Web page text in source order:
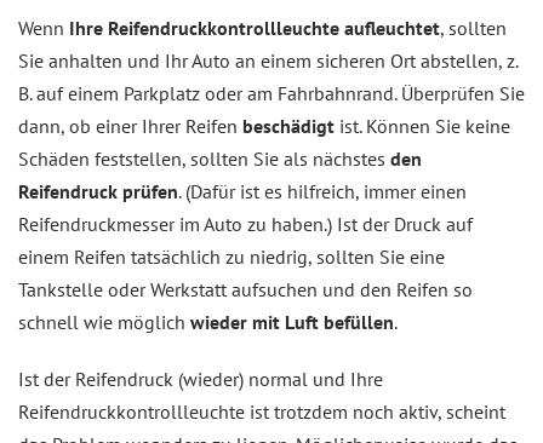
Wenn Ihre Reifendruckkontrollleuchte aufleuchtet, sollten
Sie anhalten und Ihr Auto an einem sicheren Ort abstellen, z.
B. auf einem Parkplatz oder am Fahrbahnrand. Überprüfen Sie
dann, ob einer Ihrer Reifen beschädigt ist. Können Sie keine
Schäden feststellen, sollten Sie als nächstes den
Reifendruck prüfen. (Dafür ist es hilfreich, immer einen
Reifendruckmesser im Auto zu haben.) Ist der Druck auf
einem Reifen tatsächlich zu niedrig, sollten Sie eine
Tankstelle oder Werkstatt aufsuchen und den Reifen so
schnell wie möglich wieder mit Luft befüllen.
Ist der Reifendruck (wieder) normal und Ihre
Reifendruckkontrollleuchte ist trotzdem noch aktiv, scheint